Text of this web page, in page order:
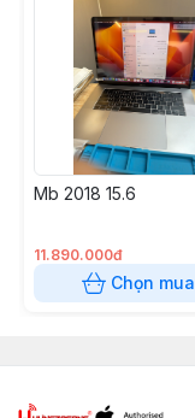
Mb 2018 15.6
11.890.000đ
Chọn mua